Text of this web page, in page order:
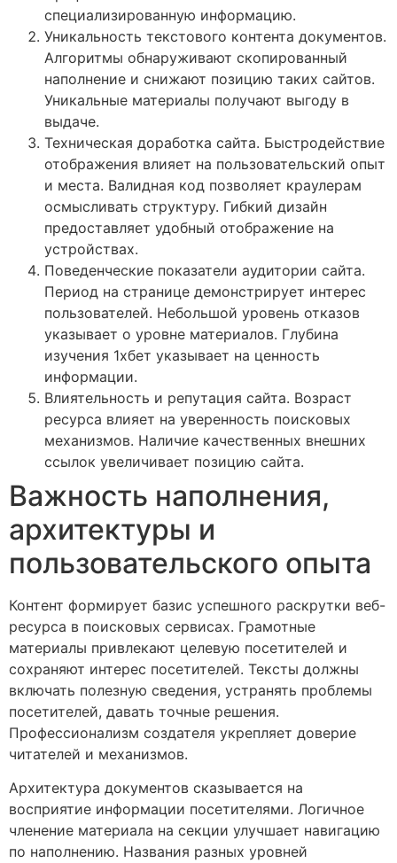
специализированную информацию.
Уникальность текстового контента документов.
Алгоритмы обнаруживают скопированный
наполнение и снижают позицию таких сайтов.
Уникальные материалы получают выгоду в
выдаче.
Техническая доработка сайта. Быстродействие
отображения влияет на пользовательский опыт
и места. Валидная код позволяет краулерам
осмысливать структуру. Гибкий дизайн
предоставляет удобный отображение на
устройствах.
Поведенческие показатели аудитории сайта.
Период на странице демонстрирует интерес
пользователей. Небольшой уровень отказов
указывает о уровне материалов. Глубина
изучения 1хбет указывает на ценность
информации.
Влиятельность и репутация сайта. Возраст
ресурса влияет на уверенность поисковых
механизмов. Наличие качественных внешних
ссылок увеличивает позицию сайта.
Важность наполнения,
архитектуры и
пользовательского опыта
Контент формирует базис успешного раскрутки веб-
ресурса в поисковых сервисах. Грамотные
материалы привлекают целевую посетителей и
сохраняют интерес посетителей. Тексты должны
включать полезную сведения, устранять проблемы
посетителей, давать точные решения.
Профессионализм создателя укрепляет доверие
читателей и механизмов.
Архитектура документов сказывается на
восприятие информации посетителями. Логичное
членение материала на секции улучшает навигацию
по наполнению. Названия разных уровней